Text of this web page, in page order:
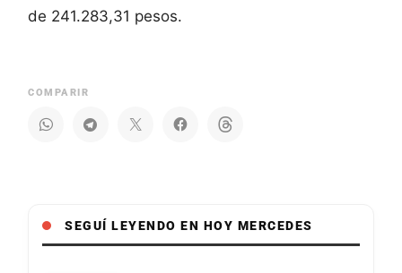
de 241.283,31 pesos.
COMPARIR
SEGUÍ LEYENDO EN HOY MERCEDES